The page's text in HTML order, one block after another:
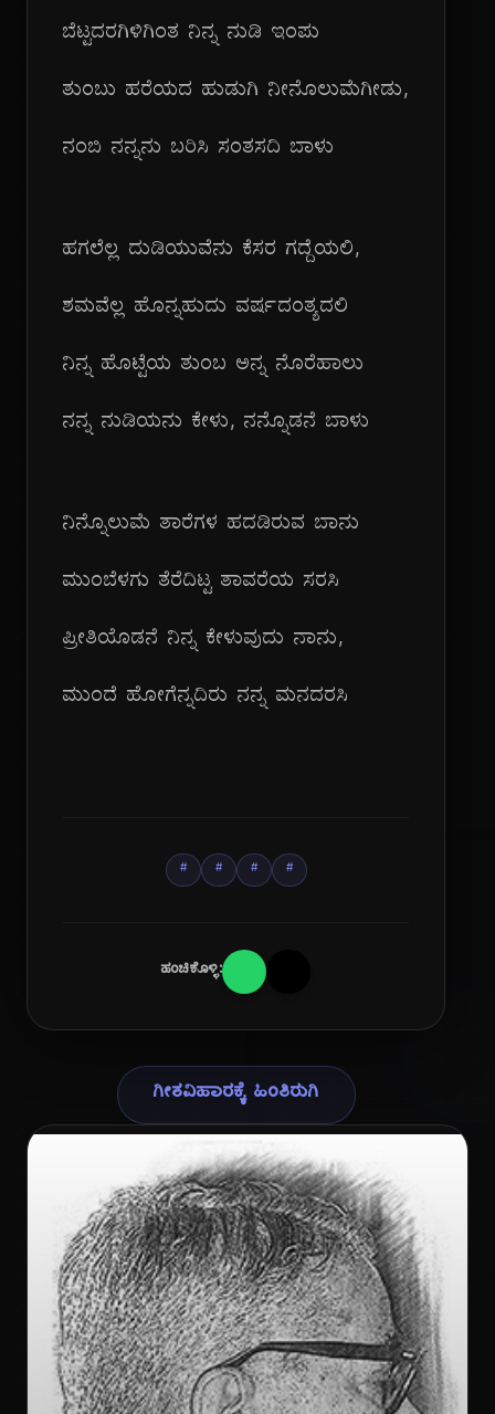
ಬೆಟ್ಟದರಗಿಳಿಗಿಂತ ನಿನ್ನ ನುಡಿ ಇಂಪು
ತುಂಬು ಹರೆಯದ ಹುಡುಗಿ ನೀನೊಲುಮೆಗೀಡು,
ನಂಬಿ ನನ್ನನು ಬರಿಸಿ ಸಂತಸದಿ ಬಾಳು
ಹಗಲೆಲ್ಲ ದುಡಿಯುವೆನು ಕೆಸರ ಗದ್ದೆಯಲಿ,
ಶಮವೆಲ್ಲ ಹೊನ್ನಹುದು ವರ್ಷದಂತ್ಯದಲಿ
ನಿನ್ನ ಹೊಟ್ಟೆಯ ತುಂಬ ಅನ್ನ ನೊರೆಹಾಲು
ನನ್ನ ನುಡಿಯನು ಕೇಳು, ನನ್ನೊಡನೆ ಬಾಳು
ನಿನ್ನೊಲುಮೆ ತಾರೆಗಳ ಹದಡಿರುವ ಬಾನು
ಮುಂಬೆಳಗು ತೆರೆದಿಟ್ಟ ತಾವರೆಯ ಸರಸಿ
ಪ್ರೀತಿಯೊಡನೆ ನಿನ್ನ ಕೇಳುವುದು ನಾನು,
ಮುಂದೆ ಹೋಗೆನ್ನದಿರು ನನ್ನ ಮನದರಸಿ
# # # #
ಹಂಚಿಕೊಳ್ಳಿ:
ಗೀತವಿಹಾರಕ್ಕೆ ಹಿಂತಿರುಗಿ